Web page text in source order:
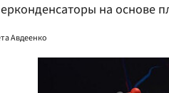
на основе
Авдеенко